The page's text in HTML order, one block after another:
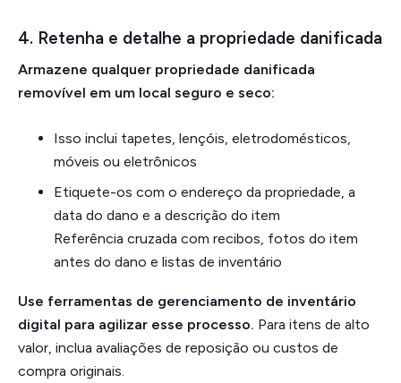
4. Retenha e detalhe a propriedade danificada
Armazene qualquer propriedade danificada
removível em um local seguro e seco:
Isso inclui tapetes, lençóis, eletrodomésticos,
móveis ou eletrônicos
Etiquete-os com o endereço da propriedade, a
data do dano e a descrição do item
Referência cruzada com recibos, fotos do item
antes do dano e listas de inventário
Use ferramentas de gerenciamento de inventário
digital para agilizar esse processo. Para itens de alto
valor, inclua avaliações de reposição ou custos de
compra originais.